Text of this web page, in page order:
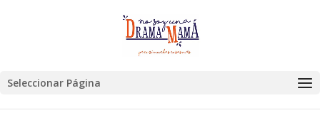
Seleccionar Página